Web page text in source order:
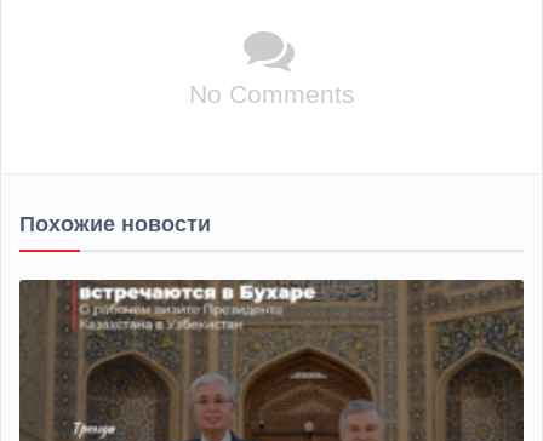
No Comments
Похожие новости